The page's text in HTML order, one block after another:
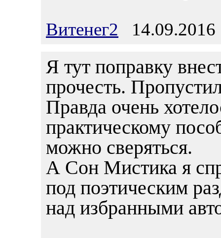
Витенег2 14.09.2016
Я тут поправку
прочесть.
Правда очень
практическому
можно сверяться.
А Сон Мистика я
под поэтическим
над избранными